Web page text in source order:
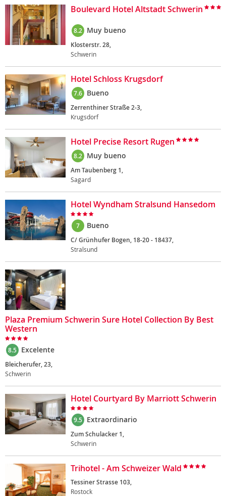
Boulevard Hotel Altstadt Schwerin
8.2 Muy bueno
Klosterstr. 28,
Schwerin
Hotel Schloss Krugsdorf
7.6 Bueno
Zerrenthiner Straße 2-3,
Krugsdorf
Hotel Precise Resort Rugen
8.2 Muy bueno
Am Taubenberg 1,
Sagard
Hotel Wyndham Stralsund Hansedom
7 Bueno
C/ Grünhufer Bogen, 18-20 - 18437,
Stralsund
Plaza Premium Schwerin Sure Hotel Collection By Best
Western
8.5 Excelente
Bleicherufer, 23,
Schwerin
Hotel Courtyard By Marriott Schwerin
9.5 Extraordinario
Zum Schulacker 1,
Schwerin
Trihotel - Am Schweizer Wald
Tessiner Strasse 103,
Rostock